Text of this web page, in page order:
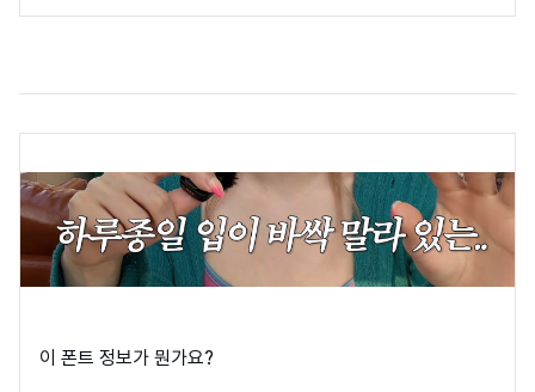
이 폰트 정보가 뭔가요?